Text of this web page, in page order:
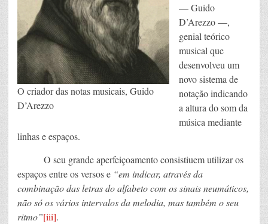
O criador das notas musicais, Guido
D’Arezzo
— Guido
D’Arezzo —,
genial teórico
musical que
desenvolveu um
novo sistema de
notação indicando
a altura do som da
música mediante
linhas e espaços.
O seu grande aperfeiçoamento consistiuem utilizar os
espaços entre os versos e “em indicar, através da
combinação das letras do alfabeto com os sinais neumáticos,
não só os vários intervalos da melodia, mas também o seu
ritmo”[iii].